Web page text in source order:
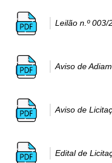
Leilão n.º 003/
Aviso de
Aviso de
Edital de